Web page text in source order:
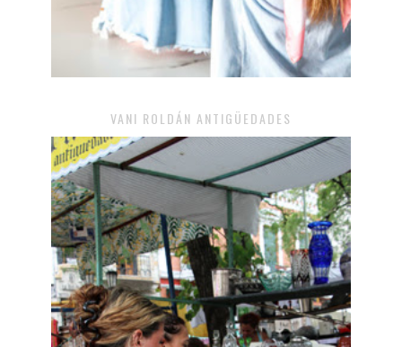
VANI ROLDÁN ANTIGÜEDADES